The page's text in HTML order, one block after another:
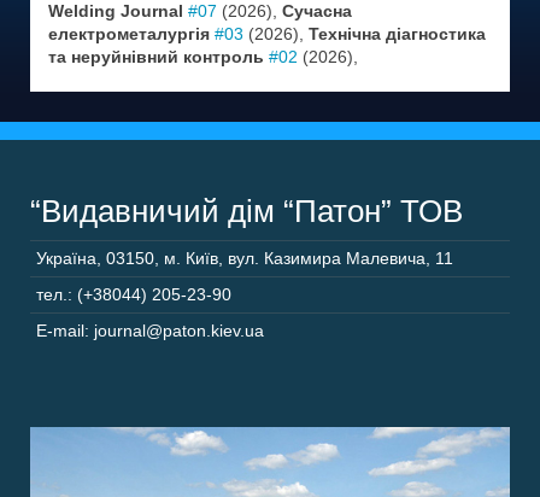
Welding Journal #07 (2026), Сучасна
електрометалургія #03 (2026), Технічна діагностика
та неруйнівний контроль #02 (2026),
“Видавничий дім “Патон” ТОВ
Україна 03150 м. Київ, вул. Казимира Малевича, 11
тел.: (+38044) 205-23-90
E-mail: journal@paton.kiev.ua